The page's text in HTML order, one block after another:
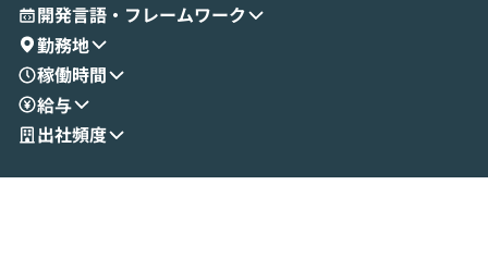
とセキュアに連携できるポイントなど、実
演を通じて具体的なイメージをお届けしま
す。 後半のディスカッションでは、セキュ
リティの考え方や社内導入の進め方など、
現場目線でさらに深掘りしていきます。
「自分の業務をAIで自動化してみたいけ
いう方にこそ参加いただきたいイベントで
開発言語・フレームワーク
勤務地
稼働時間
給与
出社頻度